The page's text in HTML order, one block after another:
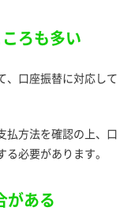
ろも多い
、口座振替に対応して
払方法を確認の上、口
必要があります。
がある